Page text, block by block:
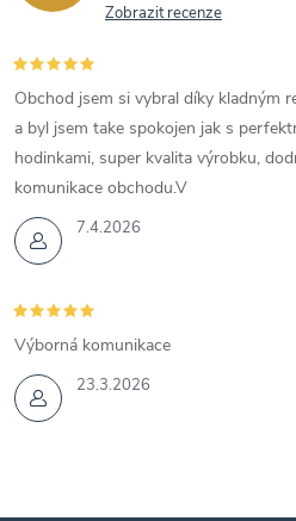
Zobrazit recenze
7.4.2026
Obchod jsem si vybral díky kladným
a byl jsem take spokojen jak s
hodinkami, super kvalita výrobku,
komunikace obchodu.V
23.3.2026
Výborná komunikace